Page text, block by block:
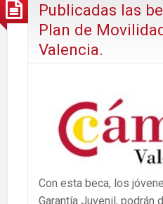
Publicadas las
Plan de
Valencia.
Con esta beca, los
Garantía Juvenil, podrán